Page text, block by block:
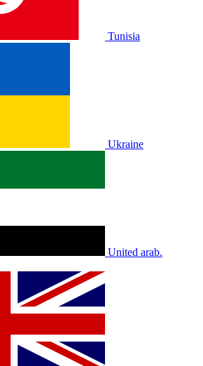
Tunisia
Ukraine
United arab.